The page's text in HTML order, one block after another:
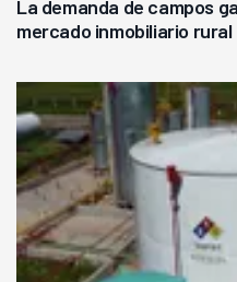
La demanda de campos
mercado inmobiliario rural